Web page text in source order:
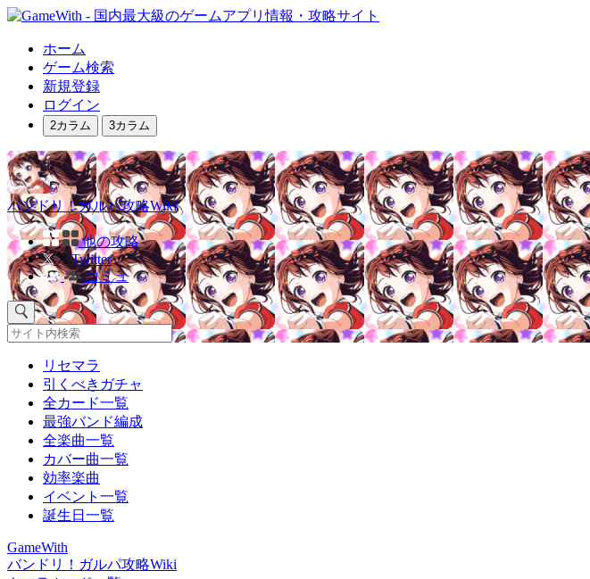
ホーム
ゲーム検索
新規登録
ログイン
2カラム 3カラム
バンドリ！ガルパ攻略Wiki
他の攻略
Twitter
コミュ
リセマラ
引くべきガチャ
全カード一覧
最強バンド編成
全楽曲一覧
カバー曲一覧
効率楽曲
イベント一覧
誕生日一覧
GameWith
バンドリ！ガルパ攻略Wiki